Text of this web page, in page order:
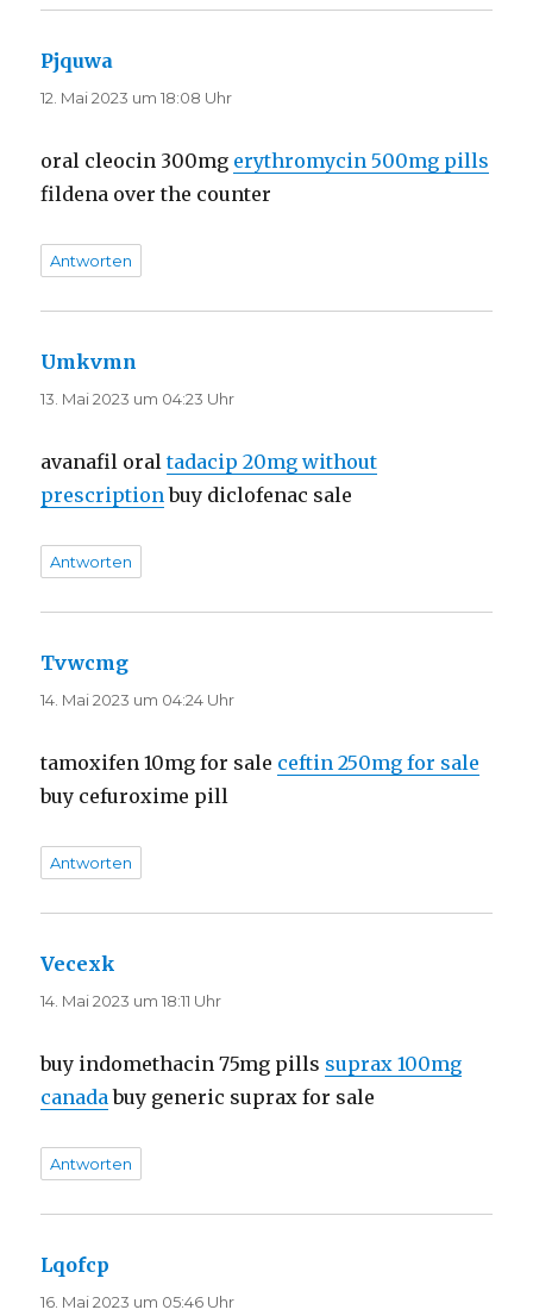
Pjquwa
12. Mai 2023 um 18:08 Uhr
oral cleocin 300mg erythromycin 500mg pills
fildena over the counter
Antworten
Umkvmn
13. Mai 2023 um 04:23 Uhr
avanafil oraltadacip 20mg without
prescription buy diclofenac sale
Antworten
Tvwcmg
14. Mai 2023 um 04:24 Uhr
tamoxifen 10mg for sale ceftin 250mg for sale
buy cefuroxime pill
Antworten
Vecexk
14. Mai 2023 um 18:11 Uhr
buy indomethacin 75mg pills suprax 100mg
canada buy generic suprax for sale
Antworten
Lqofcp
16. Mai 2023 um 05:46 Uhr